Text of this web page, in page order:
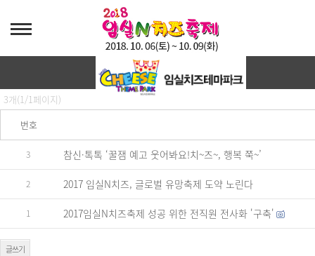
보도자료
3개(1/1페이지)
번호
3 참신·톡톡 ‘꿀잼 예고 웃어봐요!치~즈~, 행복 쭉~’
2 2017 임실N치즈, 글로벌 유망축제 도약 노린다
1 2017임실N치즈축제 성공 위한 전직원 전사화 '구축'
글쓰기